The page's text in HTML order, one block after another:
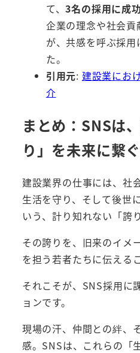
て、3名の採用に成功
企業の理念や社会貢
が、共感を呼ぶ採
た。
引用元: 建設業にお
介
まとめ：SNSは
り」を未来に繋
建設業界の仕事には、社
生活を守り、そして後世
いう、計り知れない「誇
その誇りを、旧来のイメ
を担う若者たちに伝えるこ
それこそが、SNS採用に
ョンです。
現場の汗、仲間との絆、
感。SNSは、これらの「